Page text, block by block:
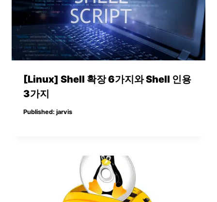
[Linux] Shell 확장 6가지와 Shell 인용
3가지
Published: jarvis